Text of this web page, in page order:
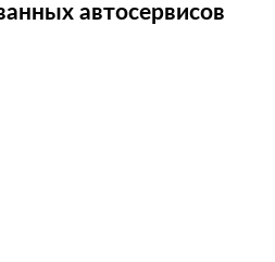
автосервисов